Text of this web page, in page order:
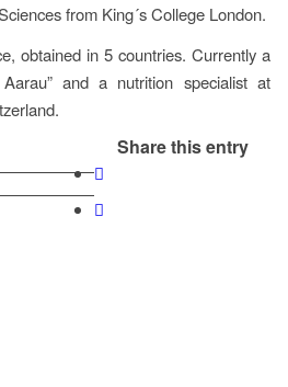
from King´s College London.
obtained in 5 countries. Currently a
and a nutrition specialist at
Share this entry